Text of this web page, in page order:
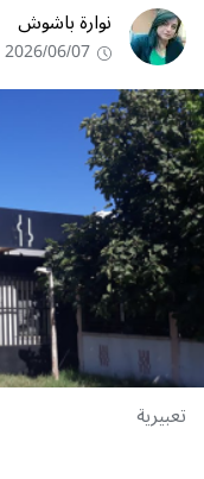
نوارة باشوش
2026/06/07
تعبيرية